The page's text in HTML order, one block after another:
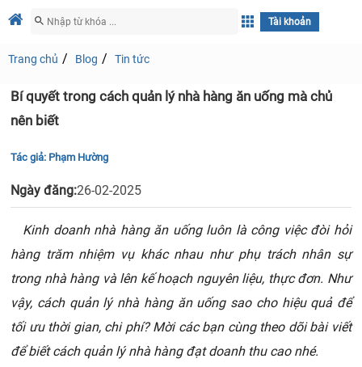
Tài khoản
Trang chủ Blog Tin tức
Bí quyết trong cách quản lý nhà hàng ăn uống mà chủ
nên biết
Tác giả: Phạm Hường
Ngày đăng:26-02-2025
Kinh doanh nhà hàng ăn uống luôn là công việc đòi hỏi
hàng trăm nhiệm vụ khác nhau như phụ trách nhân sự
trong nhà hàng và lên kế hoạch nguyên liệu, thực đơn. Như
vậy, cách quản lý nhà hàng ăn uống sao cho hiệu quả để
tối ưu thời gian, chi phí? Mời các bạn cùng theo dõi bài viết
để biết cách quản lý nhà hàng đạt doanh thu cao nhé.